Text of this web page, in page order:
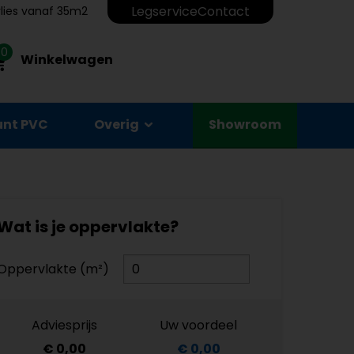
vanaf 35m2 LegserviceContact
0 Winkelwagen
PVC Overig Showroom
is je oppervlakte?
(m²)
Adviesprijs
€ 0,00
Uw voordeel
€ 0,00